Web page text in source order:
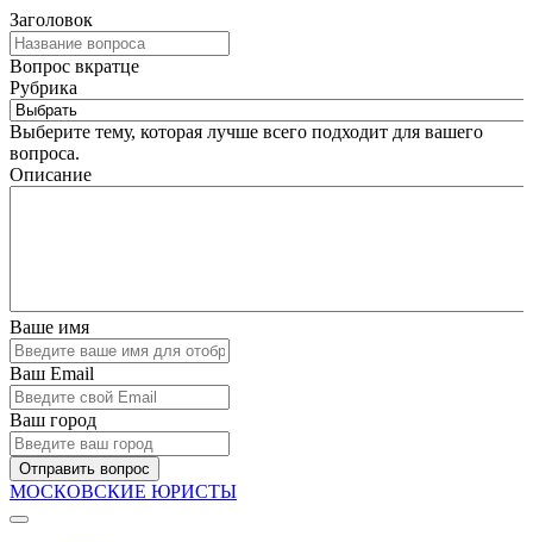
Заголовок
Вопрос вкратце
Рубрика
Выберите тему, которая лучше всего подходит для вашего
вопроса.
Описание
Ваше имя
Ваш Email
Ваш город
Отправить вопрос
МОСКОВСКИЕ ЮРИСТЫ